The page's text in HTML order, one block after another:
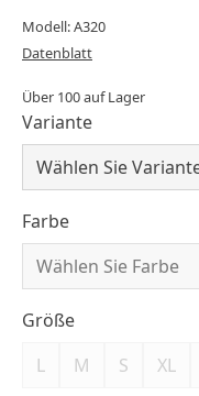
Modell: A320
Datenblatt
Über 100 auf Lager
Variante
Farbe
Größe
L
M S XL